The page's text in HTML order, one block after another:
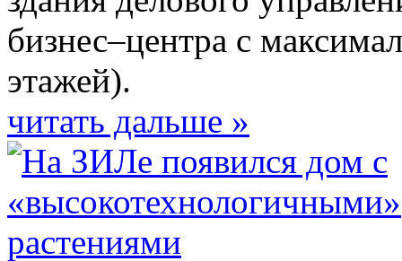
бизнес–центра с
этажей).
читать дальше »